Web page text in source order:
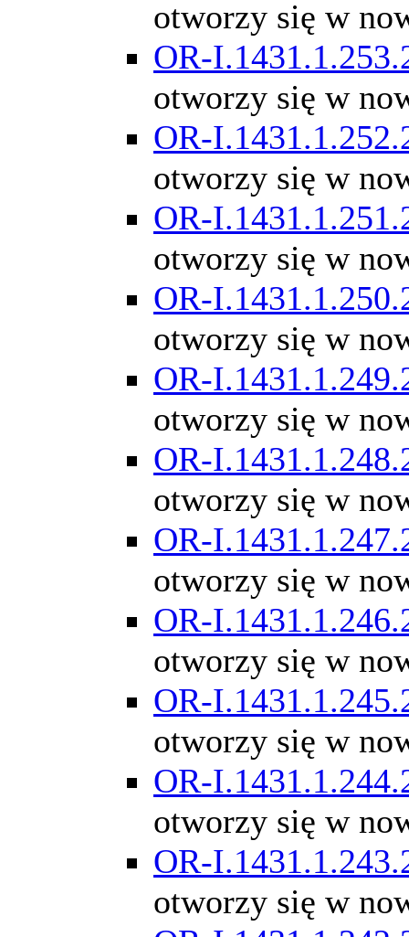
otworzy się w
OR-
otworzy się w
OR-
otworzy się w
OR-
otworzy się w
OR-
otworzy się w
OR-
otworzy się w
OR-
otworzy się w
OR-
otworzy się w
OR-
otworzy się w
OR-
otworzy się w
OR-
otworzy się w
OR-
otworzy się w